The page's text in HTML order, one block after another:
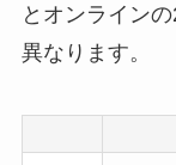
とオンライン
異なります。